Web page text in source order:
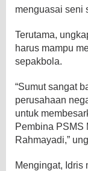
menguasai seni
Terutama,
harus mampu
sepakbola.
“Sumut sangat
perusahaan
untuk
Pembina PSMS
Rahmayadi,”
Mengingat, Idris